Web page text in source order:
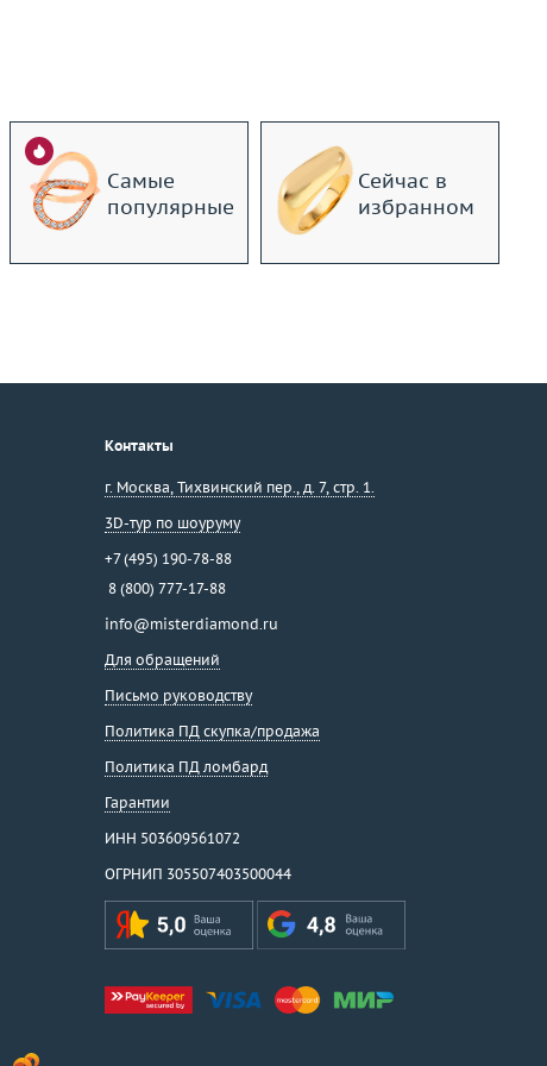
Самые
популярные
Сейчас в
избранном
Контакты
г. Москва, Тихвинский пер., д. 7, стр. 1.
3D-тур по шоуруму
+7 (495) 190-78-88
8 (800) 777-17-88
info@misterdiamond.ru
Для обращений
Письмо руководству
Политика ПД скупка/продажа
Политика ПД ломбард
Гарантии
ИНН 503609561072
ОГРНИП 305507403500044